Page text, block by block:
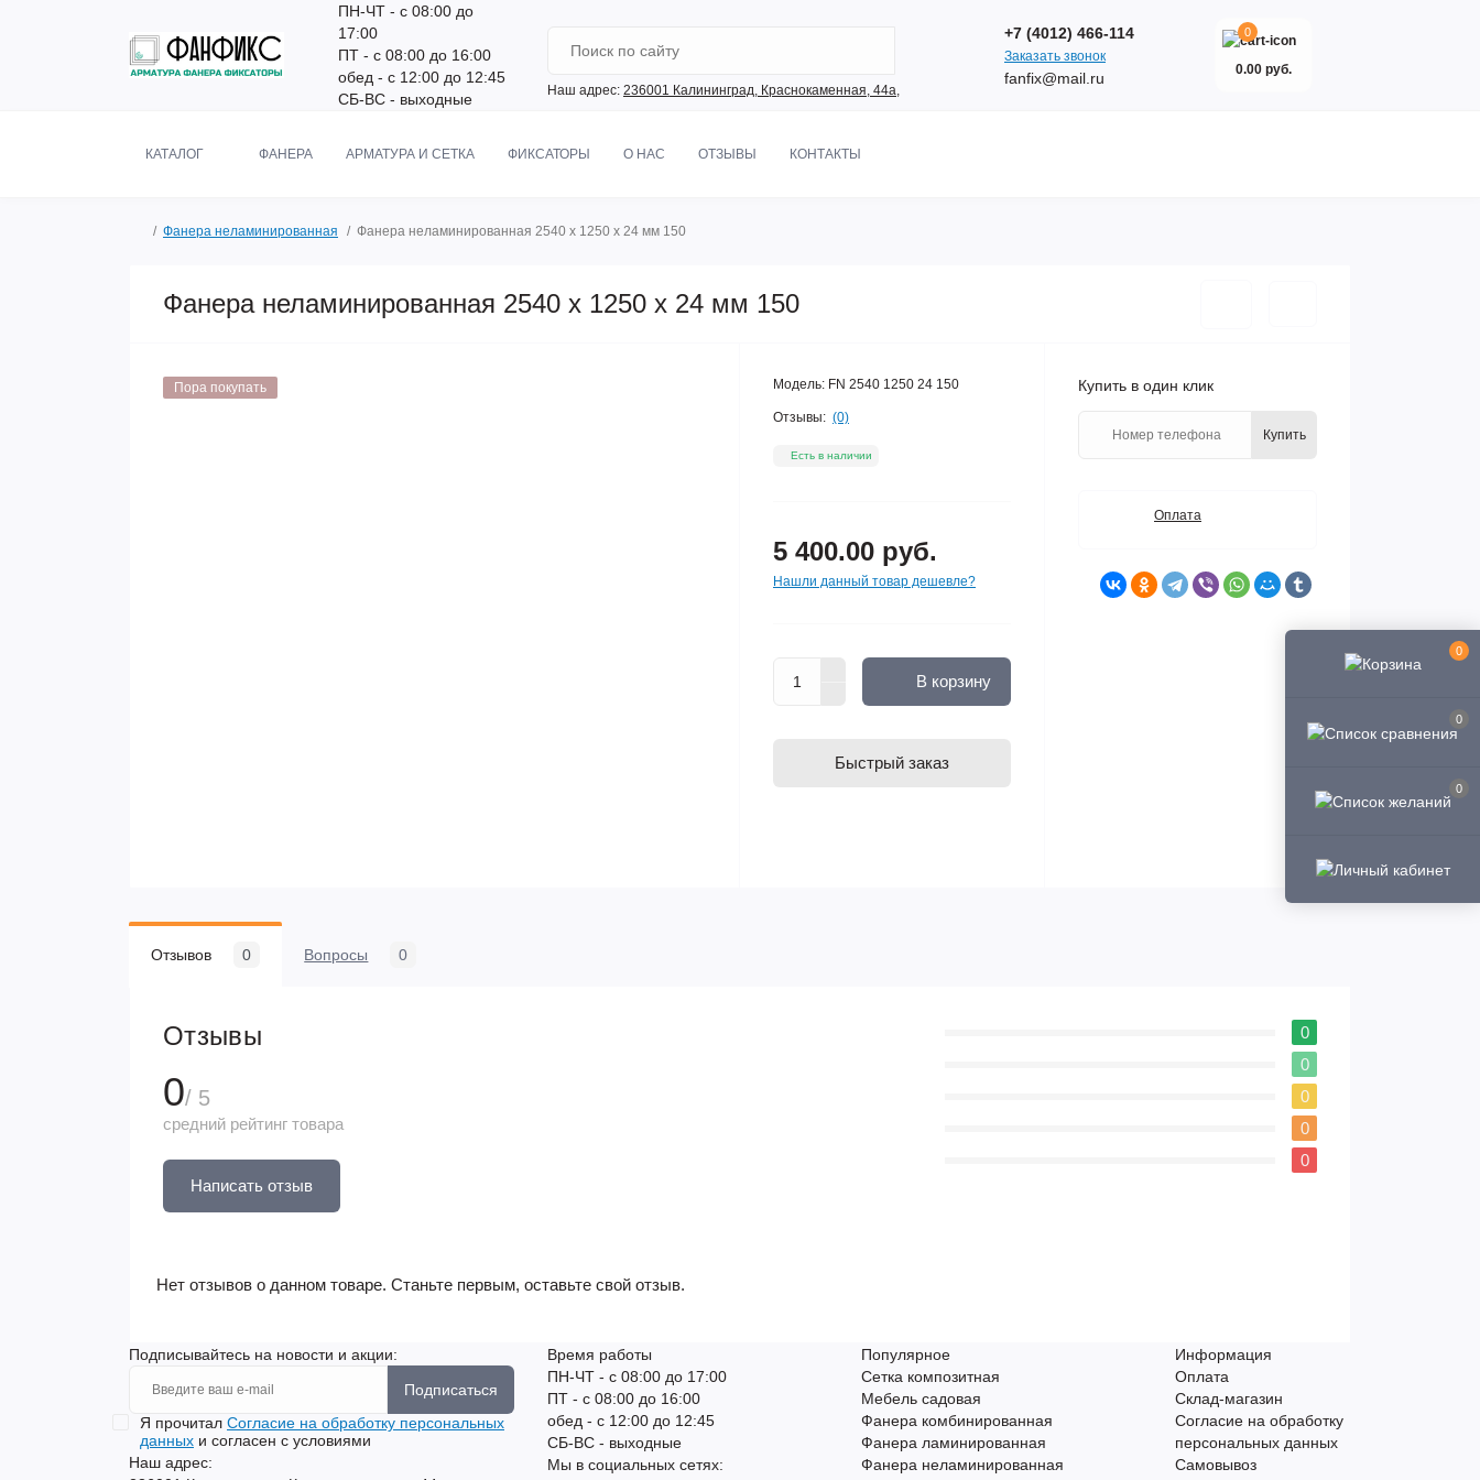
0
0
0
ПН-ЧТ - с 08:00 до
17:00
ПТ - с 08:00 до 16:00
обед - с 12:00 до 12:45
СБ-ВС - выходные
Наш адрес: 236001 Калининград, Краснокаменная, 44а,
+7 (4012) 466-114
Заказать звонок
fanfix@mail.ru
0
0.00 руб.
КАТАЛОГ ФАНЕРА АРМАТУРА И СЕТКА ФИКСАТОРЫ О НАС ОТЗЫВЫ КОНТАКТЫ
Фанера неламинированная Фанера неламинированная 2540 х 1250 х 24 мм 150
Фанера неламинированная 2540 х 1250 х 24 мм 150
Пора покупать Модель: FN 2540 1250 24 150
Отзывы: (0)
Есть в наличии
5 400.00 руб.
Нашли данный товар дешевле?
В корзину
Быстрый заказ
Купить в один клик
Купить
Оплата
Отзывов 0 Вопросы 0
Отзывы
0/ 5
средний рейтинг товара
Написать отзыв
0
0
0
0
0
Нет отзывов о данном товаре. Станьте первым, оставьте свой отзыв.
Подписывайтесь на новости и акции:
Подписаться
Я прочитал Согласие на обработку персональных
данных и согласен с условиями
Наш адрес:
Время работы
ПН-ЧТ - с 08:00 до 17:00
ПТ - с 08:00 до 16:00
обед - с 12:00 до 12:45
СБ-ВС - выходные
Мы в социальных сетях:
Популярное
Сетка композитная
Мебель садовая
Фанера комбинированная
Фанера ламинированная
Фанера неламинированная
Информация
Оплата
Склад-магазин
Согласие на обработку
персональных данных
Самовывоз